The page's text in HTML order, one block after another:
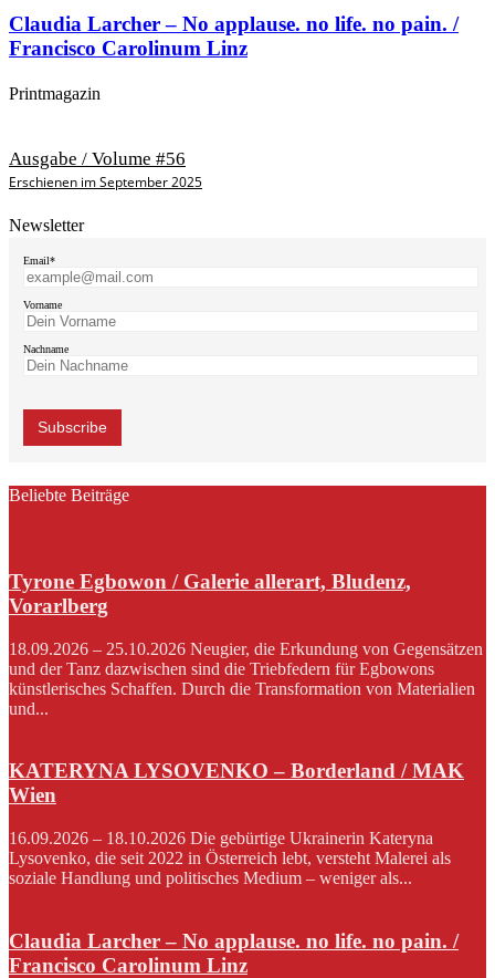
Claudia Larcher – No applause. no life. no pain. /
Francisco Carolinum Linz
Printmagazin
Ausgabe / Volume #56
Erschienen im September 2025
Newsletter
Email*
Vorname
Nachname
Beliebte Beiträge
Tyrone Egbowon / Galerie allerart, Bludenz,
Vorarlberg
18.09.2026 – 25.10.2026 Neugier, die Erkundung von Gegensätzen
und der Tanz dazwischen sind die Triebfedern für Egbowons
künstlerisches Schaffen. Durch die Transformation von Materialien
und...
KATERYNA LYSOVENKO – Borderland / MAK
Wien
16.09.2026 – 18.10.2026 Die gebürtige Ukrainerin Kateryna
Lysovenko, die seit 2022 in Österreich lebt, versteht Malerei als
soziale Handlung und politisches Medium – weniger als...
Claudia Larcher – No applause. no life. no pain. /
Francisco Carolinum Linz